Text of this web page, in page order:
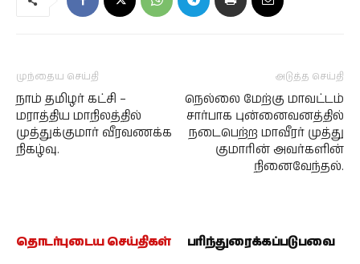
முந்தைய செய்தி
நாம் தமிழர் கட்சி –
மராத்திய மாநிலத்தில்
முத்துக்குமார் வீரவணக்க
நிகழ்வு.
அடுத்த செய்தி
நெல்லை மேற்கு மாவட்டம்
சார்பாக புன்னைவனத்தில்
நடைபெற்ற‌ மாவீரர் முத்து
குமாரின் அவர்களின்
நினைவேந்தல்.
தொடர்புடைய செய்திகள் பரிந்துரைக்கப்படுபவை